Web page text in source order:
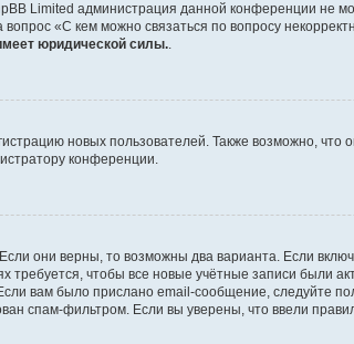
Limited администрация данной конференции не
«С кем можно связаться по вопросу
юридической силы..
новых пользователей. Также возможно,
конференции.
они верны, то возможны два варианта. Если
чтобы все новые учётные записи были
вам было прислано email-сообщение, следуйте
спам-фильтром. Если вы уверены, что ввели